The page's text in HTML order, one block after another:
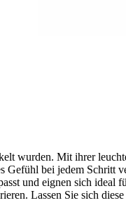
Mit ihrer
bei jedem Schritt
und eignen sich ideal
Lassen Sie sich